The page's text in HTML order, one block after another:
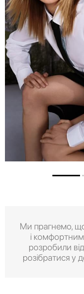
Ми прагнемо,
і
розробили
розібратися у